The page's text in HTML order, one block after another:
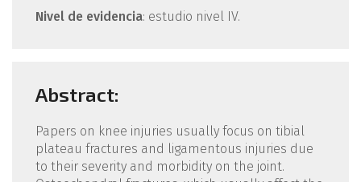
Nivel de evidencia: estudio nivel IV.
Abstract:
Papers on knee injuries usually focus on tibial
plateau fractures and ligamentous injuries due
to their severity and morbidity on the joint.